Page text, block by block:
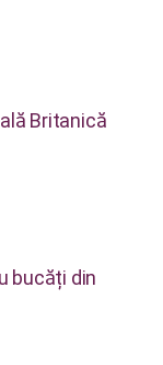
Britanică
bucăți din